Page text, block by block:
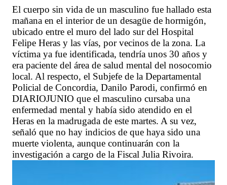
El cuerpo sin vida de un masculino fue hallado esta
mañana en el interior de un desagüe de hormigón,
ubicado entre el muro del lado sur del Hospital
Felipe Heras y las vías, por vecinos de la zona. La
víctima ya fue identificada, tendría unos 30 años y
era paciente del área de salud mental del nosocomio
local. Al respecto, el Subjefe de la Departamental
Policial de Concordia, Danilo Parodi, confirmó en
DIARIOJUNIO que el masculino cursaba una
enfermedad mental y había sido atendido en el
Heras en la madrugada de este martes. A su vez,
señaló que no hay indicios de que haya sido una
muerte violenta, aunque continuarán con la
investigación a cargo de la Fiscal Julia Rivoira.